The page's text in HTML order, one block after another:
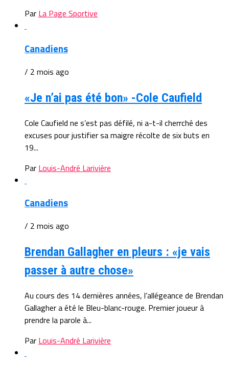
Par La Page Sportive
Canadiens
/ 2 mois ago
«Je n’ai pas été bon» -Cole Caufield
Cole Caufield ne s’est pas défilé, ni a-t-il cherrché des
excuses pour justifier sa maigre récolte de six buts en
19...
Par Louis-André Larivière
Canadiens
/ 2 mois ago
Brendan Gallagher en pleurs : «je vais
passer à autre chose»
Au cours des 14 dernières années, l’allégeance de Brendan
Gallagher a été le Bleu-blanc-rouge. Premier joueur à
prendre la parole à...
Par Louis-André Larivière